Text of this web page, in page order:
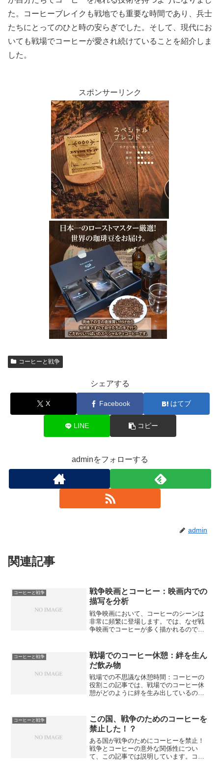
た。コーヒーブレイクも戦地でも重要な時間であり、兵士
たちにとってのひと時の安らぎでした。そして、現代にお
いても戦場でコーヒーが愛され続けていることを紹介しま
した。
スポンサーリンク
コーヒーと戦争
シェアする
X Facebook はてブ
LINE コピー
adminをフォローする
admin
関連記事
コーヒーと戦争
戦争映画とコーヒー：映画内での
描写を分析
戦争映画において、コーヒーのシーンは
非常に頻繁に登場します。では、なぜ戦
争映画でコーヒーが多く描かれるのでし
しく分析していきます。コーヒーがどの
ように映画内で表現され、...
コーヒーと戦争
戦場でのコーヒー休憩：絆を生ん
だ飲み物
戦場での不思議な休憩時間：コーヒーの
役割この記事では、戦場でのコーヒー休
憩がどのように絆を生み出しているのか
役割戦場という厳しい環境では、兵士た
ちにとって貴重な休憩時が...
コーヒーと戦争
この国、戦争のためのコーヒーを
禁止した！？
ある国が戦争のためにコーヒーを禁止！
戦争とコーヒーの意外な関係性につい
て、この記事では説明しています。コー